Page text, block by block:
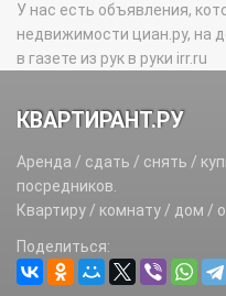
У нас есть объявления,
недвижимости циан.ру, на
в газете из рук в руки irr.ru
КВАРТИРАНТ.РУ
Аренда / сдать / снять /
посредников.
Квартиру / комнату / дом /
Поделиться: